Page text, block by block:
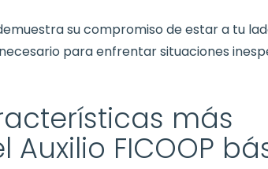
su compromiso de estar a tu
para enfrentar situaciones
más
FICOOP